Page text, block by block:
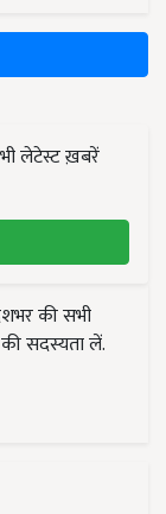
लेटेस्ट ख़बरें
की सभी
सदस्यता लें.